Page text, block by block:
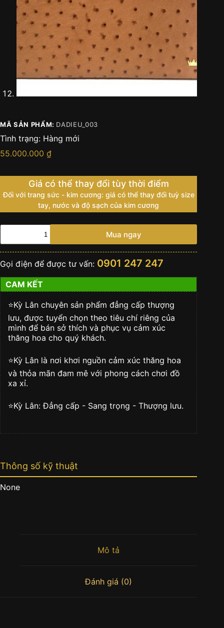
MÃ SẢN PHẨM: DADIEU_003
Tình trạng: Hàng mới
55.000.000 ₫
Giá có thể thay đổi tùy thời điểm
Đối với trang sức - kim cương: giá có thể thay đổi tuỳ size
tay, nước và độ sạch của kim cương
Túi
điểu
màu
cam
đất
số
lượng
Mua ngay
Gọi điện để được tư vấn: 0901 247 247
CAM KẾT
⭐️Kỳ Lân chuyên sản phẩm đẳng cấp thượng
lưu, được tuyển chọn theo tiêu chí riêng của
mình để bán sở thích và phục vụ cảm xúc
thăng hoa cho quý khách.
⭐️Kỳ Lân là nơi khơi nguồn cảm xúc thăng hoa
và thỏa mãn đam mê với phong cách chơi đồ
xa xỉ.
⭐️Kỳ Lân: Đẳng cấp - Sang trọng - Thượng lưu.
Thông số kỹ thuật
None
Mô tả
Đánh giá (0)